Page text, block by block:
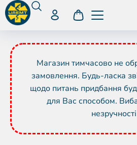
Магазин тимчасово не
замовлення. Будь-ласка
щодо питань придбання
для Вас способом.
незручності